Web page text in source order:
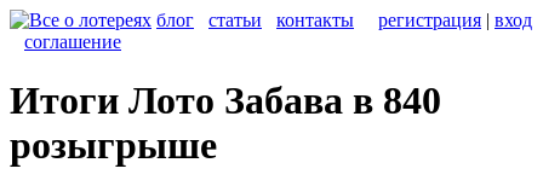
блог статьи контакты регистрация | вход
соглашение
Итоги Лото Забава в 840
розыгрыше